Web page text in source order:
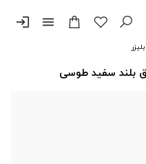
menu
login
بلیزر
بلند سفید طوسی